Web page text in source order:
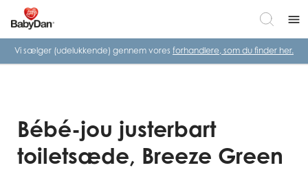
menu
Vi sælger (udelukkende) gennem vores forhandlere, som du finder her.
Bébé-jou justerbart
toiletsæde, Breeze Green